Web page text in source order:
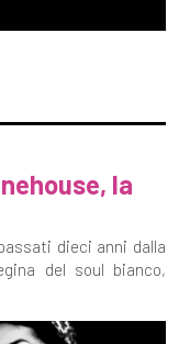
la
dieci anni dalla
del soul bianco,